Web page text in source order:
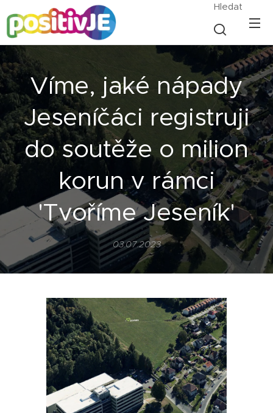
Hledat
Víme, jaké nápady
Jeseníčáci registruji
do soutěže o milion
korun v rámci
'Tvoříme Jeseník'
03.07.2023